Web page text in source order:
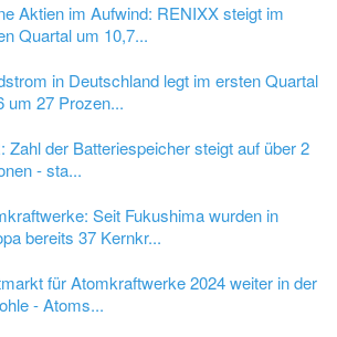
Aktien im Aufwind: RENIXX steigt im
Quartal um 10,7...
in Deutschland legt im ersten Quartal
um 27 Prozen...
Zahl der Batteriespeicher steigt auf über 2
- sta...
Seit Fukushima wurden in
bereits 37 Kernkr...
für Atomkraftwerke 2024 weiter in der
- Atoms...